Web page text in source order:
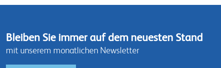
Bleiben Sie immer auf dem neuesten Stand
mit unserem monatlichen Newsletter